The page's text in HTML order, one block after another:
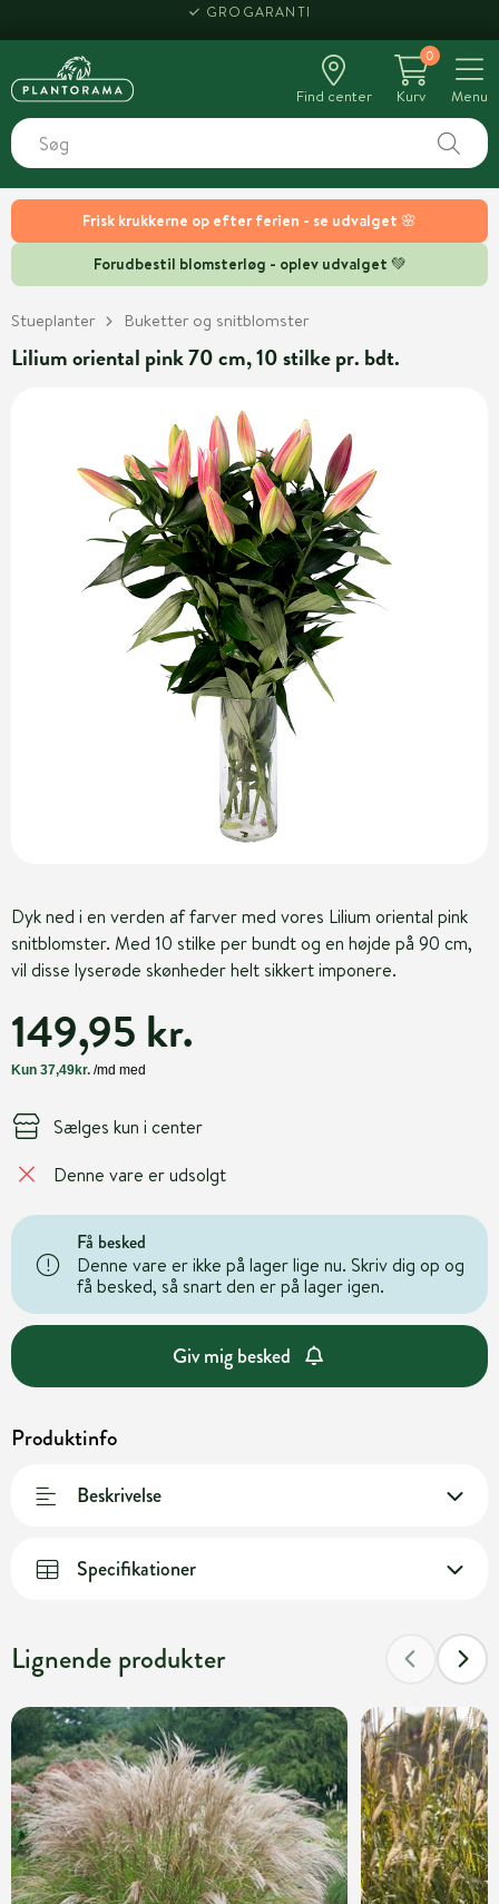
Frisk krukkerne op efter ferien - se udvalget 🌸
Forudbestil blomsterløg - oplev udvalget 💚
GROGARANTI
Find center
0
Kurv
Menu
Stueplanter Buketter og snitblomster
Lilium oriental pink 70 cm, 10 stilke pr. bdt.
Dyk ned i en verden af farver med vores Lilium oriental pink
snitblomster. Med 10 stilke per bundt og en højde på 90 cm,
vil disse lyserøde skønheder helt sikkert imponere.
149,95 kr.
Sælges kun i center
Denne vare er udsolgt
Få besked
Denne vare er ikke på lager lige nu. Skriv dig op og
få besked, så snart den er på lager igen.
Giv mig besked
Produktinfo
Beskrivelse
Specifikationer
Lignende produkter